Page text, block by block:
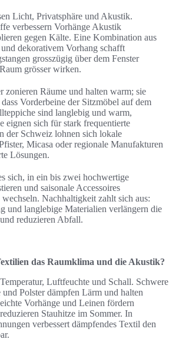
Licht, Privatsphäre und Akustik.
verbessern Vorhänge Akustik
gegen Kälte. Eine Kombination aus
dekorativem Vorhang schafft
grosszügig über dem Fenster
grösser wirken.
zonieren Räume und halten warm; sie
Vorderbeine der Sitzmöbel auf dem
sind langlebig und warm,
eignen sich für stark frequentierte
der Schweiz lohnen sich lokale
Micasa oder regionale Manufakturen
Lösungen.
sich, in ein bis zwei hochwertige
und saisonale Accessoires
Nachhaltigkeit zahlt sich aus:
und langlebige Materialien verlängern die
reduzieren Abfall.
das Raumklima und die Akustik?
Luftfeuchte und Schall. Schwere
Polster dämpfen Lärm und halten
Vorhänge und Leinen fördern
Stauhitze im Sommer. In
verbessert dämpfendes Textil den